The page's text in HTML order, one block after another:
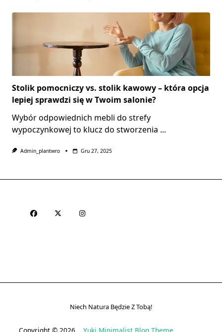
Stolik pomocniczy vs. stolik kawowy – która opcja
lepiej sprawdzi się w Twoim salonie?
Wybór odpowiednich mebli do strefy
wypoczynkowej to klucz do stworzenia ...
Admin_plantwro Gru 27, 2025
Niech Natura Będzie Z Tobą!